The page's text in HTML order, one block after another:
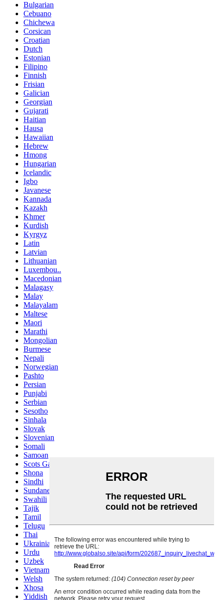
Bulgarian
Cebuano
Chichewa
Corsican
Croatian
Dutch
Estonian
Filipino
Finnish
Frisian
Galician
Georgian
Gujarati
Haitian
Hausa
Hawaiian
Hebrew
Hmong
Hungarian
Icelandic
Igbo
Javanese
Kannada
Kazakh
Khmer
Kurdish
Kyrgyz
Latin
Latvian
Lithuanian
Luxembou..
Macedonian
Malagasy
Malay
Malayalam
Maltese
Maori
Marathi
Mongolian
Burmese
Nepali
Norwegian
Pashto
Persian
Punjabi
Serbian
Sesotho
Sinhala
Slovak
Slovenian
Somali
Samoan
Scots Gaelic
Shona
Sindhi
Sundanese
Swahili
Tajik
Tamil
Telugu
Thai
Ukrainian
Urdu
Uzbek
Vietnamese
Welsh
Xhosa
Yiddish